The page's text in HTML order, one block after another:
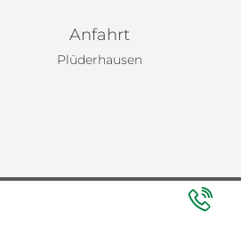
Anfahrt
Plüderhausen